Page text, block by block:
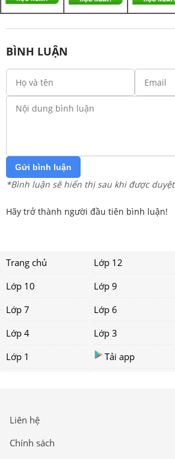
BÌNH LUẬN
Gửi bình luận
*Bình luận sẽ hiển thị sau khi được duyệt
Hãy trở thành người đầu tiên bình luận!
Trang chủ Lớp 12
Lớp 10
Lớp 9
Lớp 7
Lớp 6
Lớp 4
Lớp 3
Lớp 1
Tải app
Liên hệ
Chính sách